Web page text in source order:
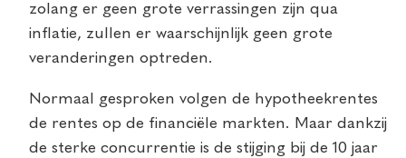
zolang er geen grote verrassingen zijn qua
inflatie, zullen er waarschijnlijk geen grote
veranderingen optreden.
Normaal gesproken volgen de hypotheekrentes
de rentes op de financiële markten. Maar dankzij
de sterke concurrentie is de stijging bij de 10 jaar